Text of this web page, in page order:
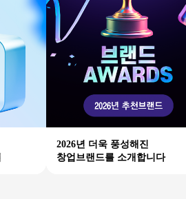
2026년 더욱 풍성해진
창업브랜드를 소개합니다